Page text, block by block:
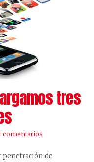
tres
comentarios
penetración de